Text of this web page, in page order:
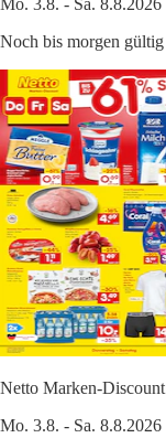
Mo. 3.8. - Sa. 8.8.2026
Noch bis morgen gültig
Netto Marken-Discount
Mo. 3.8. - Sa. 8.8.2026